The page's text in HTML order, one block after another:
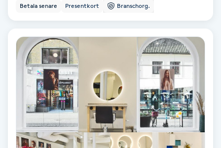
Megavolymfransar
Mesoterapi
MicroPen
Microshading
Mixfransar
Betala senare Presentkort Branschorg.